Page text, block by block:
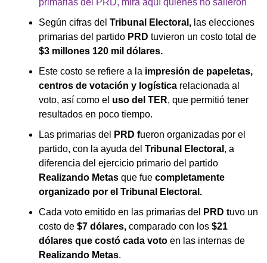
Según cifras del Tribunal Electoral, las elecciones
primarias del partido PRD tuvieron un costo total de
$3 millones 120 mil dólares.
Este costo se refiere a la impresión de papeletas,
centros de votación y logística relacionada al
voto, así como el uso del TER, que permitió tener
resultados en poco tiempo.
Las primarias del
PRD fueron organizadas por el
partido, con la ayuda del Tribunal Electoral , a
diferencia del ejercicio primario del partido
Realizando Metas que fue completamente
organizado por el Tribunal Electoral.
Cada voto emitido en las primarias del
PRD tuvo un
costo de $7 dólares, comparado con los $21
dólares que costó cada voto en las internas de
Realizando Metas.